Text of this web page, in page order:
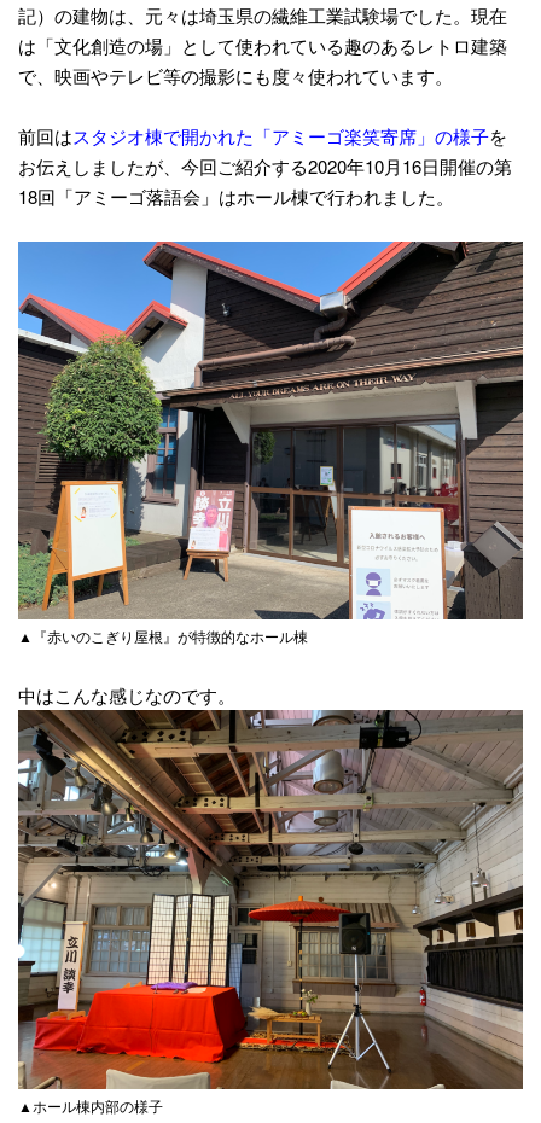
記）の建物は、元々は埼玉県の繊維工業試験場でした。現在
は「文化創造の場」として使われている趣のあるレトロ建築
で、映画やテレビ等の撮影にも度々使われています。
前回はスタジオ棟で開かれた「アミーゴ楽笑寄席」の様子を
お伝えしましたが、今回ご紹介する2020年10月16日開催の第
18回「アミーゴ落語会」はホール棟で行われました。
▲『赤いのこぎり屋根』が特徴的なホール棟
中はこんな感じなのです。
▲ホール棟内部の様子